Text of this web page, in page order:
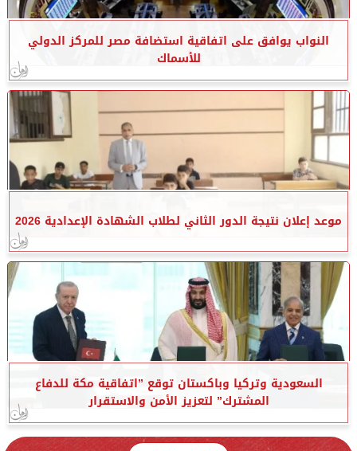
النواب يوافق على اتفاقية استضافة مصر للمركز الدولي
للأسماك
موعد إعلان نتيجة الدور الثاني لطلاب الشهادة الإعدادية 2026
السعودية وتركيا وباكستان توقع ”اتفاقية مكة للدفاع
المشترك” لتعزيز الأمن والاستقرار